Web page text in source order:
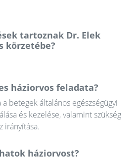
tartoznak Dr. Elek
körzetébe?
háziorvos feladata?
betegek általános egészségügyi
és kezelése, valamint szükség
irányítása.
háziorvost?